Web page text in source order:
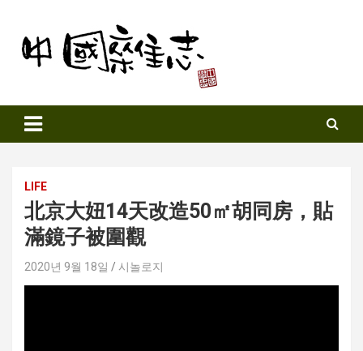
content
Sinozine
LIFE
北京大妞14天改造50㎡胡同房，貼
滿鏡子被圍觀
2020년 9월 18일 시놀로지